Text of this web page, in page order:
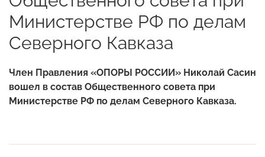
Министерстве РФ по делам
Северного Кавказа
Член Правления «ОПОРЫ РОССИИ» Николай Сасин
вошел в состав Общественного совета при
Министерстве РФ по делам Северного Кавказа.